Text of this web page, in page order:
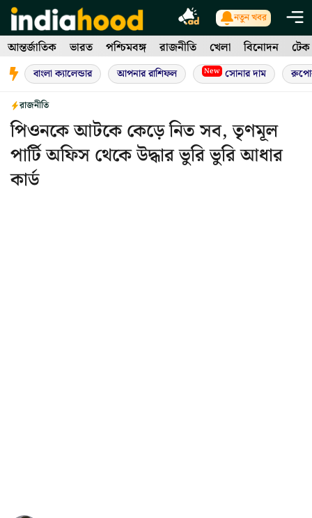
Skip
to
content
নতুন খবর
আন্তর্জাতিক ভারত পশ্চিমবঙ্গ রাজনীতি খেলা বিনোদন টেক
বাংলা ক্যালেন্ডার আপনার রাশিফল New সোনার দাম
রাজনীতি
পিওনকে আটকে কেড়ে নিত সব, তৃণমূল
পার্টি অফিস থেকে উদ্ধার ভুরি ভুরি আধার
কার্ড